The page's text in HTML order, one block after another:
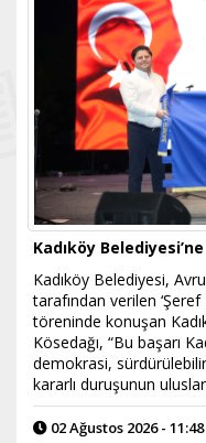
Kadıköy
Kadıköy Belediyesi,
tarafından verilen
töreninde konuşan
Kösedağı, “Bu başarı
demokrasi,
kararlı duruşunun
02 Ağustos 2026 - 11:48